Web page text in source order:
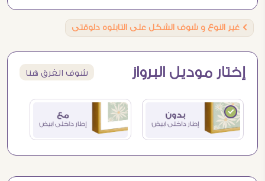
Ö غير النوع و شوف الشكل على التابلوه دلوقتى
إختار موديل البرواز شوف الفرق هنا